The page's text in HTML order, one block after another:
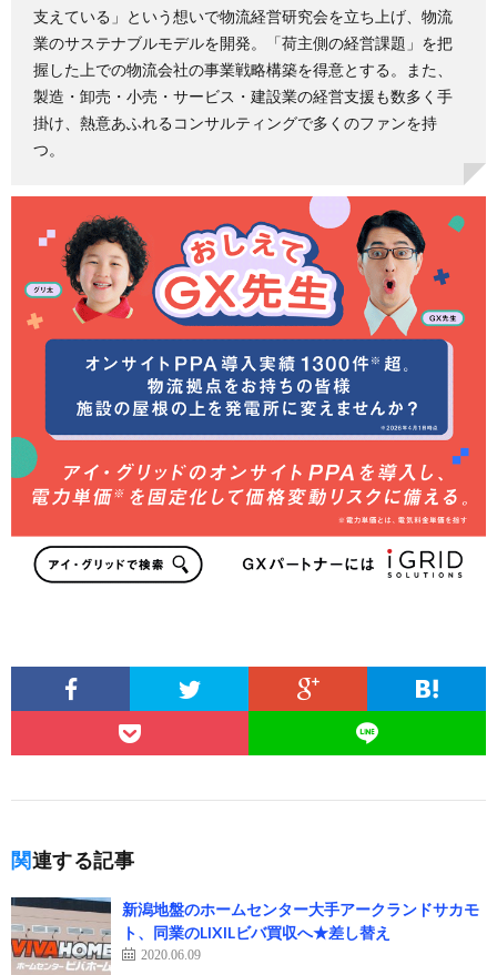
支えている」という想いで物流経営研究会を立ち上げ、物流
業のサステナブルモデルを開発。「荷主側の経営課題」を把
握した上での物流会社の事業戦略構築を得意とする。また、
製造・卸売・小売・サービス・建設業の経営支援も数多く手
掛け、熱意あふれるコンサルティングで多くのファンを持
つ。
関連する記事
新潟地盤のホームセンター大手アークランドサカモ
ト、同業のLIXILビバ買収へ★差し替え
2020.06.09